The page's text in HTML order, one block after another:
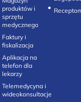
produktów i
sprzętu
medycznego
Faktury i
fiskalizacja
Aplikacja na
telefon dla
lekarzy
Telemedycyna i
wideokonsultacje‎